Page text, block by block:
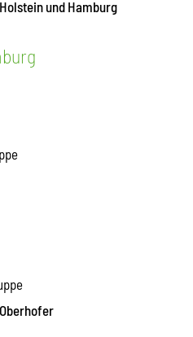
und Hamburg